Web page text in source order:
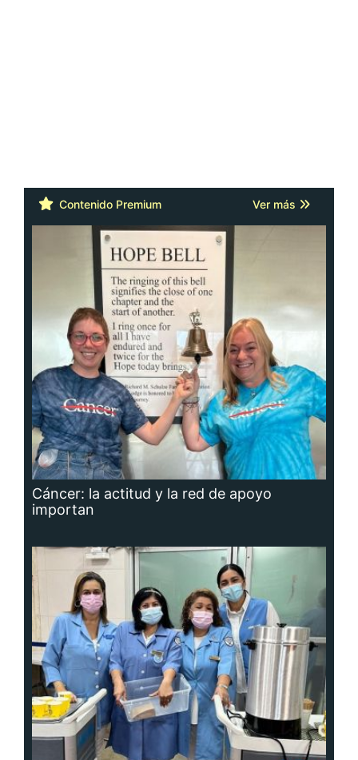
Contenido Premium Ver más
Cáncer: la actitud y la red de apoyo
importan